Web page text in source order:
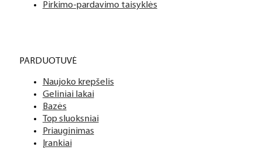
Pirkimo-pardavimo taisyklės
PARDUOTUVĖ
Naujoko krepšelis
Geliniai lakai
Bazės
Top sluoksniai
Priauginimas
Įrankiai